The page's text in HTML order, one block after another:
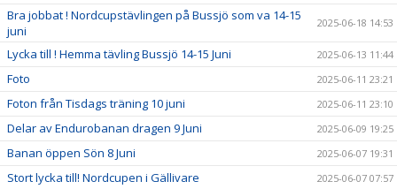
Bra jobbat ! Nordcupstävlingen på Bussjö som va 14-15
juni
2025-06-18 14:53
Lycka till ! Hemma tävling Bussjö 14-15 Juni 2025-06-13 11:44
Foto 2025-06-11 23:21
Foton från Tisdags träning 10 juni 2025-06-11 23:10
Delar av Endurobanan dragen 9 Juni 2025-06-09 19:25
Banan öppen Sön 8 Juni 2025-06-07 19:31
Stort lycka till! Nordcupen i Gällivare 2025-06-07 07:57